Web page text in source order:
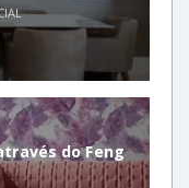
do Feng